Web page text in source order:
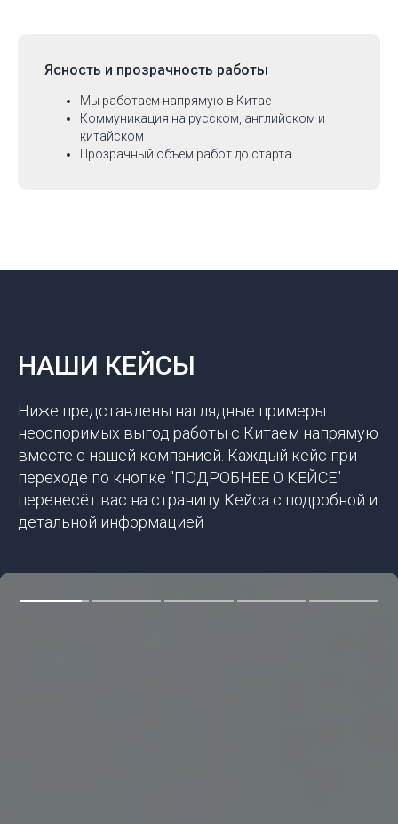
Ясность и прозрачность работы
Мы работаем напрямую в Китае
Коммуникация на русском, английском и
китайском
Прозрачный объём работ до старта
НАШИ КЕЙСЫ
Ниже представлены наглядные примеры
неоспоримых выгод работы с Китаем напрямую
вместе с нашей компанией. Каждый кейс при
переходе по кнопке "ПОДРОБНЕЕ О КЕЙСЕ"
перенесёт вас на страницу Кейса с подробной и
детальной информацией